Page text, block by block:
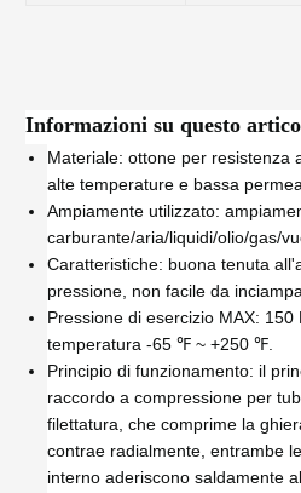
Informazioni su questo
Materiale: ottone per resistenza
alte temperature e bassa
Ampiamente utilizzato:
carburante/aria/liquidi/olio/gas/
Caratteristiche: buona tenuta
pressione, non facile da
Pressione di esercizio MAX: 150
temperatura -65 ℉ ~ +250 ℉.
Principio di funzionamento: il
raccordo a compressione per
filettatura, che comprime la
contrae radialmente, entrambe
interno aderiscono saldamente